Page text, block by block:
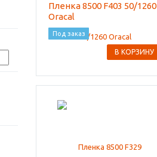
Пленка 8500 F403 50/1260
Oracal
Под заказ
В КОРЗИНУ